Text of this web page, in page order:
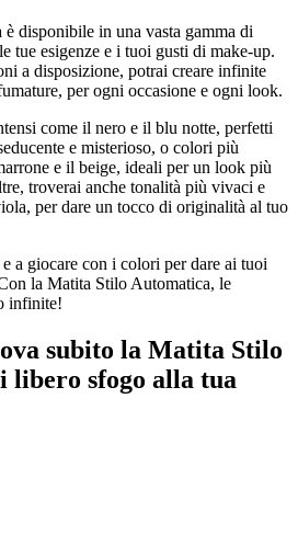
disponibile in una vasta gamma di
tue esigenze e i tuoi gusti di make-up.
a disposizione, potrai creare infinite
per ogni occasione e ogni look.
come il nero e il blu notte, perfetti
e misterioso, o colori più
e il beige, ideali per un look più
troverai anche tonalità più vivaci e
per dare un tocco di originalità al tuo
a giocare con i colori per dare ai tuoi
la Matita Stilo Automatica, le
infinite!
subito la Matita Stilo
libero sfogo alla tua